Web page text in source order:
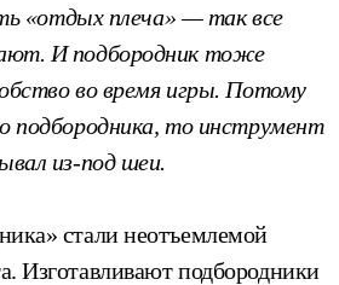
«отдых плеча» — так все
И подбородник тоже
во время игры. Потому
подбородника, то инструмент
из-под шеи.
стали неотъемлемой
Изготавливают подбородники